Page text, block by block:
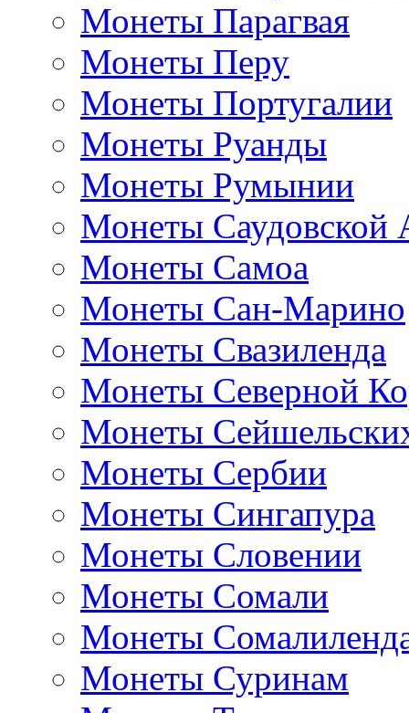
Монеты Парагвая
Монеты Перу
Монеты Португалии
Монеты Руанды
Монеты Румынии
Монеты Саудовской
Монеты Самоа
Монеты Сан-Марино
Монеты Свазиленда
Монеты Северной
Монеты
Монеты Сербии
Монеты Сингапура
Монеты Словении
Монеты Сомали
Монеты
Монеты Суринам